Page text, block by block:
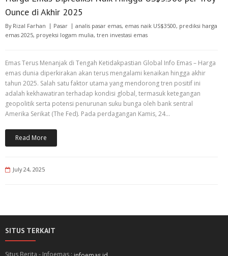
Ounce di Akhir 2025
By Rizal Farhan Pasar analis pasar emas, emas naik US$3500, prediksi harga
emas 2025, proyeksi logam mulia, tren investasi emas
Emas Terus Menanjak di Tengah Ketidakpastian Global Info Emas – Harga
emas dunia diperkirakan akan terus mengalami kenaikan hingga akhir
tahun 2025. Salah satu faktor utama yang mendorong tren positif ini
adalah kekhawatiran terhadap kondisi global, termasuk ketegangan
geopolitik serta potensi penurunan suku bunga oleh bank sentral
Amerika Serikat (The Fed). Pada perdagangan Kamis, 24…
Read More
July 24, 2025
SITUS TERKAIT
Situs Berita - Infoemas :